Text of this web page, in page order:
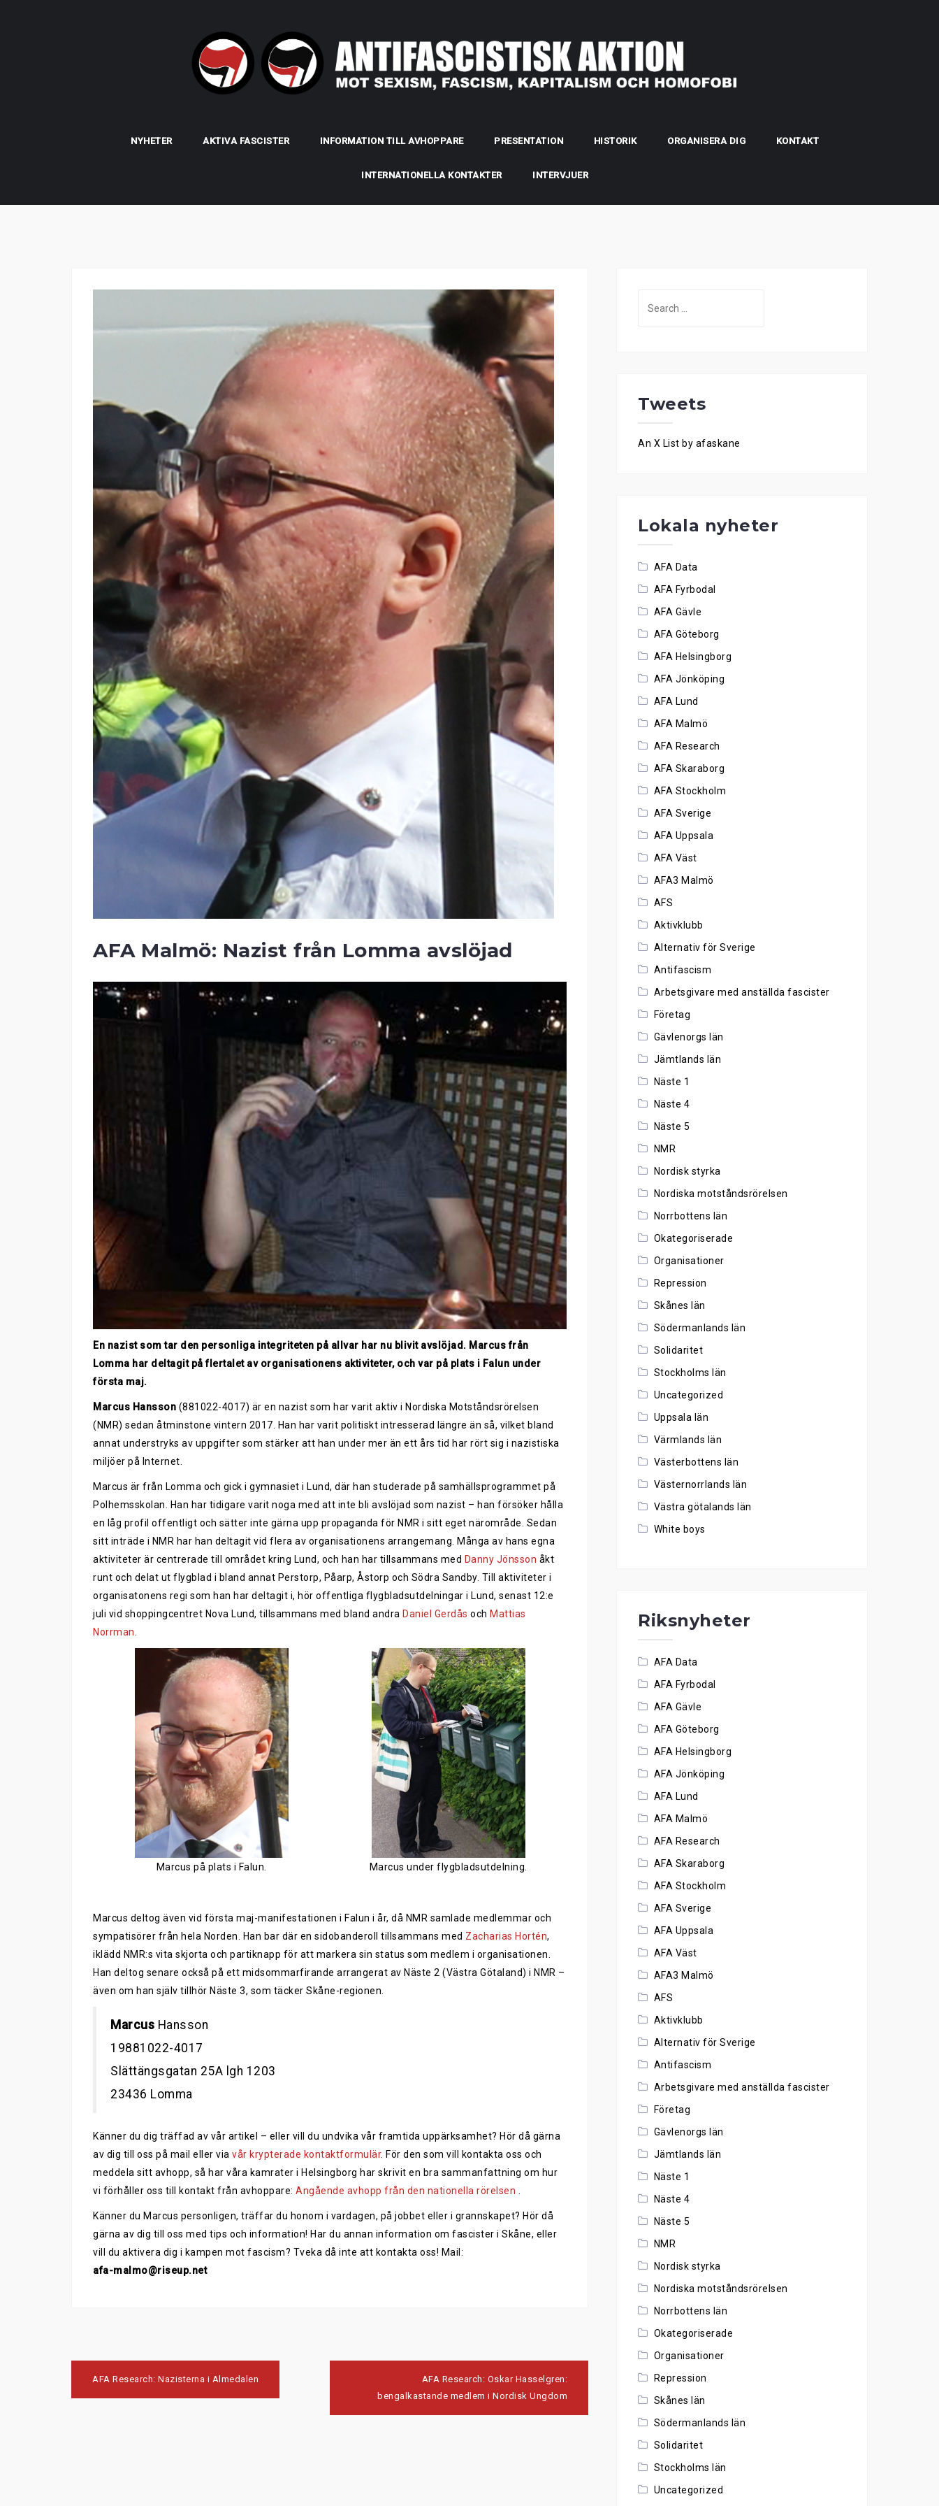
NYHETER AKTIVA FASCISTER INFORMATION TILL AVHOPPARE PRESENTATION HISTORIK ORGANISERA DIG KONTAKT
INTERNATIONELLA KONTAKTER INTERVJUER
AFA Malmö: Nazist från Lomma avslöjad
En nazist som tar den personliga integriteten på allvar har nu blivit avslöjad. Marcus från
Lomma har deltagit på flertalet av organisationens aktiviteter, och var på plats i Falun under
första maj.
Marcus Hansson (881022-4017) är en nazist som har varit aktiv i Nordiska Motståndsrörelsen
(NMR) sedan åtminstone vintern 2017. Han har varit politiskt intresserad längre än så, vilket bland
annat understryks av uppgifter som stärker att han under mer än ett års tid har rört sig i nazistiska
miljöer på Internet.
Marcus är från Lomma och gick i gymnasiet i Lund, där han studerade på samhällsprogrammet på
Polhemsskolan. Han har tidigare varit noga med att inte bli avslöjad som nazist – han försöker hålla
en låg profil offentligt och sätter inte gärna upp propaganda för NMR i sitt eget närområde. Sedan
sitt inträde i NMR har han deltagit vid flera av organisationens arrangemang. Många av hans egna
aktiviteter är centrerade till området kring Lund, och han har tillsammans med Danny Jönsson åkt
runt och delat ut flygblad i bland annat Perstorp, Påarp, Åstorp och Södra Sandby. Till aktiviteter i
organisatonens regi som han har deltagit i, hör offentliga flygbladsutdelningar i Lund, senast 12:e
juli vid shoppingcentret Nova Lund, tillsammans med bland andra Daniel Gerdås och Mattias
Norrman.
Marcus på plats i Falun. Marcus under flygbladsutdelning.
Marcus deltog även vid första maj-manifestationen i Falun i år, då NMR samlade medlemmar och
sympatisörer från hela Norden. Han bar där en sidobanderoll tillsammans med Zacharias Hortén,
iklädd NMR:s vita skjorta och partiknapp för att markera sin status som medlem i organisationen.
Han deltog senare också på ett midsommarfirande arrangerat av Näste 2 (Västra Götaland) i NMR –
även om han själv tillhör Näste 3, som täcker Skåne-regionen.
Marcus Hansson
19881022-4017
Slättängsgatan 25A lgh 1203
23436 Lomma
Känner du dig träffad av vår artikel – eller vill du undvika vår framtida uppärksamhet? Hör då gärna
av dig till oss på mail eller via vår krypterade kontaktformulär. För den som vill kontakta oss och
meddela sitt avhopp, så har våra kamrater i Helsingborg har skrivit en bra sammanfattning om hur
vi förhåller oss till kontakt från avhoppare: Angående avhopp från den nationella rörelsen .
Känner du Marcus personligen, träffar du honom i vardagen, på jobbet eller i grannskapet? Hör då
gärna av dig till oss med tips och information! Har du annan information om fascister i Skåne, eller
vill du aktivera dig i kampen mot fascism? Tveka då inte att kontakta oss! Mail:
afa-malmo@riseup.net
Post
navigation
AFA Research: Nazisterna i Almedalen
AFA Research: Oskar Hasselgren:
bengalkastande medlem i Nordisk Ungdom
Tweets
An X List by afaskane
Lokala nyheter
AFA Data
AFA Fyrbodal
AFA Gävle
AFA Göteborg
AFA Helsingborg
AFA Jönköping
AFA Lund
AFA Malmö
AFA Research
AFA Skaraborg
AFA Stockholm
AFA Sverige
AFA Uppsala
AFA Väst
AFA3 Malmö
AFS
Aktivklubb
Alternativ för Sverige
Antifascism
Arbetsgivare med anställda fascister
Företag
Gävlenorgs län
Jämtlands län
Näste 1
Näste 4
Näste 5
NMR
Nordisk styrka
Nordiska motståndsrörelsen
Norrbottens län
Okategoriserade
Organisationer
Repression
Skånes län
Södermanlands län
Solidaritet
Stockholms län
Uncategorized
Uppsala län
Värmlands län
Västerbottens län
Västernorrlands län
Västra götalands län
White boys
Riksnyheter
AFA Data
AFA Fyrbodal
AFA Gävle
AFA Göteborg
AFA Helsingborg
AFA Jönköping
AFA Lund
AFA Malmö
AFA Research
AFA Skaraborg
AFA Stockholm
AFA Sverige
AFA Uppsala
AFA Väst
AFA3 Malmö
AFS
Aktivklubb
Alternativ för Sverige
Antifascism
Arbetsgivare med anställda fascister
Företag
Gävlenorgs län
Jämtlands län
Näste 1
Näste 4
Näste 5
NMR
Nordisk styrka
Nordiska motståndsrörelsen
Norrbottens län
Okategoriserade
Organisationer
Repression
Skånes län
Södermanlands län
Solidaritet
Stockholms län
Uncategorized